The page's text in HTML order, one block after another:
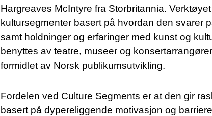
Hargreaves McIntyre fra Storbritannia.
kultursegmenter basert på hvordan den svarer
samt holdninger og erfaringer med kunst og
benyttes av teatre, museer og
formidlet av Norsk publikumsutvikling.
Fordelen ved Culture Segments er at den gir
basert på dypereliggende motivasjon og